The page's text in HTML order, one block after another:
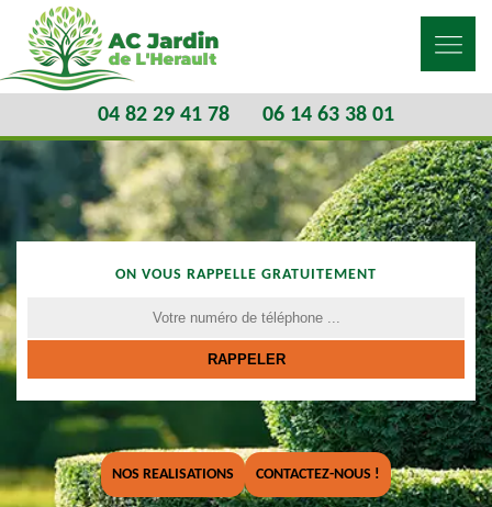
04 82 29 41 78 06 14 63 38 01
ON VOUS RAPPELLE GRATUITEMENT
NOS REALISATIONS CONTACTEZ-NOUS !